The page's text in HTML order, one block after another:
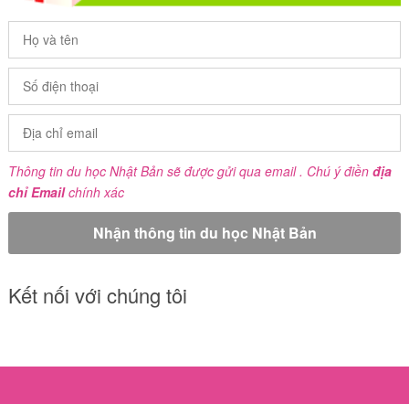
Thông tin du học Nhật Bản sẽ được gửi qua email . Chú ý điền địa
chỉ Emailchính xác
Kết nối với chúng tôi